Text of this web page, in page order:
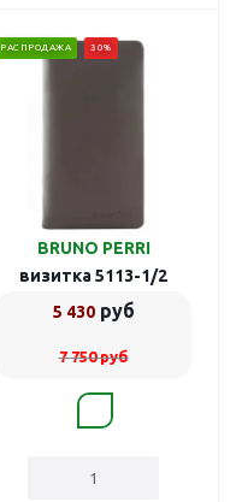
РАСПРОДАЖА 30%
BRUNO PERRI
визитка 5113-1/2
5 430руб
7 750руб